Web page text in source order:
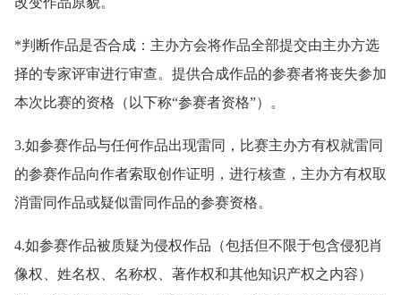
*判断作品是否合成：主办方会将作品全部提交由主办方选
择的专家评审进行审查。提供合成作品的参赛者将丧失参加
本次比赛的资格（以下称“参赛者资格”）。
3.如参赛作品与任何作品出现雷同，比赛主办方有权就雷同
的参赛作品向作者索取创作证明，进行核查，主办方有权取
消雷同作品或疑似雷同作品的参赛资格。
4.如参赛作品被质疑为侵权作品（包括但不限于包含侵犯肖
像权、姓名权、名称权、著作权和其他知识产权之内容）